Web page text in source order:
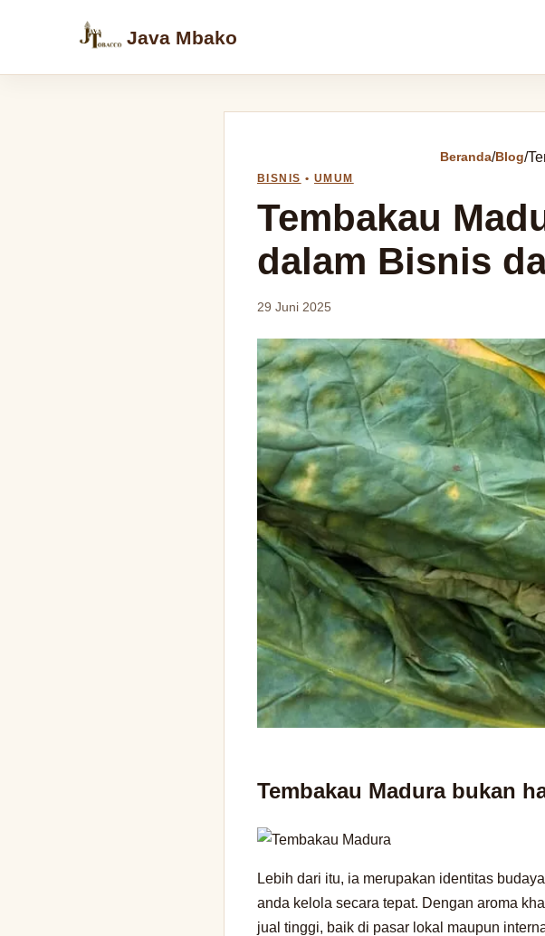
Java Mbako
Beranda/Blog/
BISNIS • UMUM
Tembakau
dalam Bisnis
29 Juni 2025
Tembakau Madura bukan
Lebih dari itu, ia merupakan identitas
anda kelola secara tepat. Dengan aroma
jual tinggi, baik di pasar lokal maupun